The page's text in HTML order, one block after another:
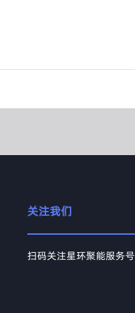
关注我们
扫码关注星环聚能服务号